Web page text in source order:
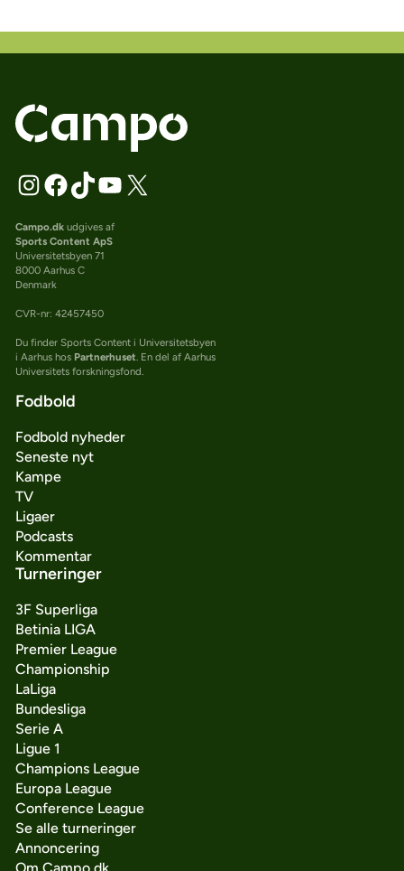
Campo.dkudgives af
Sports Content ApS
Universitetsbyen 71
8000 Aarhus C
Denmark
CVR-nr: 42457450
Du finder Sports Content i Universitetsbyen
i Aarhus hos Partnerhuset. En del af Aarhus
Universitets forskningsfond.
Fodbold
Fodbold nyheder
Seneste nyt
Kampe
TV
Ligaer
Podcasts
Kommentar
Turneringer
3F Superliga
Betinia LIGA
Premier League
Championship
LaLiga
Bundesliga
Serie A
Ligue 1
Champions League
Europa League
Conference League
Se alle turneringer
Annoncering